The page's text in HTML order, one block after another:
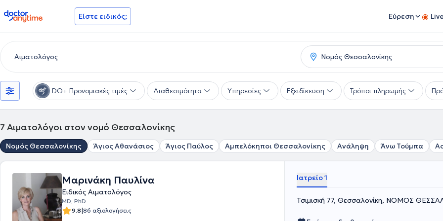
doctoranytime Είστε ειδικός; Εύρεση
DO+ Προνομιακές τιμές Διαθεσιμότητα Υπηρεσίες Εξειδίκευση Τρόποι πληρωμής
7 Αιματολόγοι στον νομό Θεσσαλονίκης
Νομός Θεσσαλονίκης Άγιος Αθανάσιος Άγιος Παύλος Αμπελόκηποι Θεσσαλονίκης Ανάληψη Άνω Τούμπα
Μαρινάκη Παυλίνα
Ειδικός Αιματολόγος
MD, PhD
9.8|86 αξιολογήσεις
Ιατρείο 1
Τσιμισκή 77, Θεσσαλονίκη, ΝΟΜΟΣ